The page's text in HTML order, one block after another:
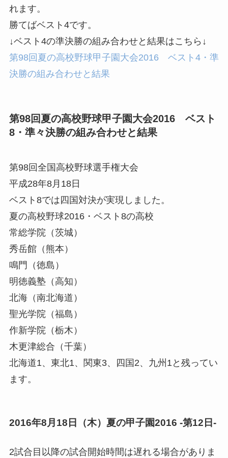
れます。
勝てばベスト4です。
↓ベスト4の準決勝の組み合わせと結果はこちら↓
第98回夏の高校野球甲子園大会2016 ベスト4・準
決勝の組み合わせと結果
第98回夏の高校野球甲子園大会2016 ベスト
8・準々決勝の組み合わせと結果
第98回全国高校野球選手権大会
平成28年8月18日
ベスト8では四国対決が実現しました。
夏の高校野球2016・ベスト8の高校
常総学院（茨城）
秀岳館（熊本）
鳴門（徳島）
明徳義塾（高知）
北海（南北海道）
聖光学院（福島）
作新学院（栃木）
木更津総合（千葉）
北海道1、東北1、関東3、四国2、九州1と残ってい
ます。
2016年8月18日（木）夏の甲子園2016 -第12日-
2試合目以降の試合開始時間は遅れる場合がありま